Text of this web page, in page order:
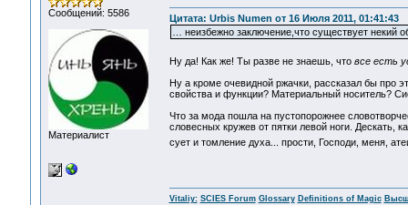
Сообщений: 5586
Материалист
Цитата: Urbis Numen от 16 Июля 2011, 01:41:43
… неизбежно заключение,что существует некий
Ну да! Как же! Ты разве не знаешь, что все есть
Ну а кроме очевидной ржачки, рассказал бы про
свойства и функции? Материальный носитель?
Что за мода пошла на пустопорожнее
словесных кружев от пятки левой ноги. Дескать,
сует и томление духа... прости, Господи, меня,
Vitaliy: SCIES Forum Glossary Definitions of Magic